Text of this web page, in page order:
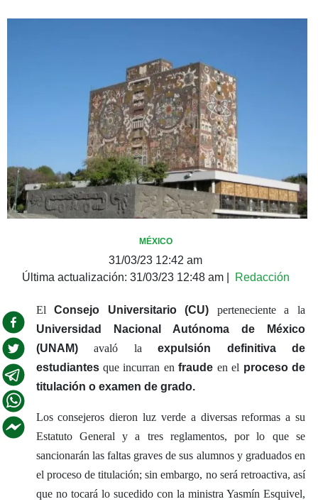
MÉXICO
31/03/23 12:42 am
Última actualización: 31/03/23 12:48 am| Redacción
ElConsejo Universitario (CU) perteneciente a la
Universidad Nacional Autónoma de México
(UNAM)avaló laexpulsión definitiva de
estudiantesque incurran enfraude en el proceso de
titulación o examen de grado.
Los consejeros dieron luz verde a diversas reformas a su
Estatuto General y a tres reglamentos, por lo que se
sancionarán las faltas graves de sus alumnos y graduados en
el proceso de titulación; sin embargo, no será retroactiva, así
que no tocará lo sucedido con la ministra Yasmín Esquivel,